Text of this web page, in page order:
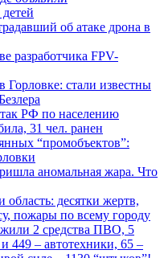
об атаке дрона в
разработчика FPV-
стали известны
РФ по населению
31 чел. ранен
“промобъектов”:
аномальная жара. Что
десятки жертв,
пожары по всему городу
2 средства ПВО, 5
449 – автотехники, 65 –